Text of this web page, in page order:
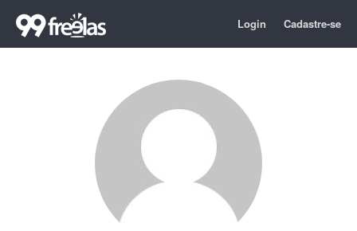
Login Cadastre-se